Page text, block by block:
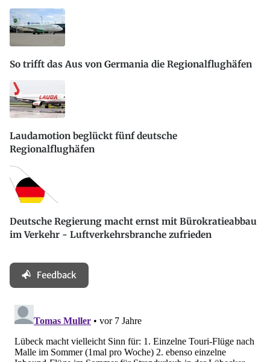
So trifft das Aus von Germania die Regionalflughäfen
Laudamotion beglückt fünf deutsche
Regionalflughäfen
Deutsche Regierung macht ernst mit Bürokratieabbau
im Verkehr - Luftverkehrsbranche zufrieden
Feedback